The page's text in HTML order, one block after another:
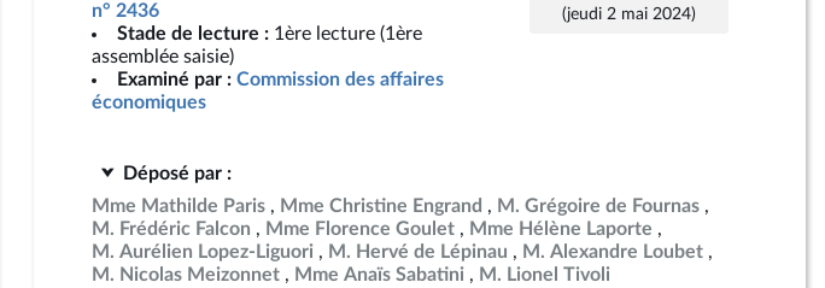
Date de dépôt
n° 2436
Stade de lecture : 1ère lecture (1ère
assemblée saisie)
Examiné par : Commission des affaires
économiques
(jeudi 2 mai 2024)
Déposé par :
Mme Mathilde Paris
Mme Christine Engrand
M. Grégoire de Fournas
M. Frédéric Falcon
Mme Florence Goulet
Mme Hélène Laporte
M. Aurélien Lopez-Liguori
M. Hervé de Lépinau
M. Alexandre Loubet
M. Nicolas Meizonnet
Mme Anaïs Sabatini M. Lionel Tivoli